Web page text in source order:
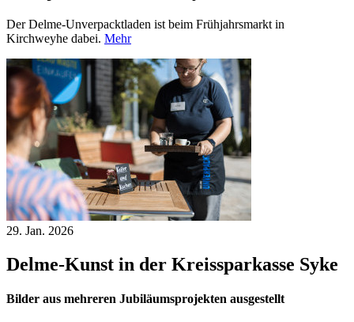
Der Delme-Unverpacktladen ist beim Frühjahrsmarkt in
Kirchweyhe dabei. Mehr
29. Jan. 2026
Delme-Kunst in der Kreissparkasse Syke
Bilder aus mehreren Jubiläumsprojekten ausgestellt